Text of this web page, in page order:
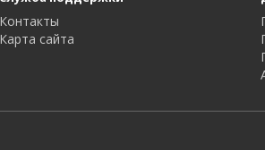
Контакты
Карта сайта